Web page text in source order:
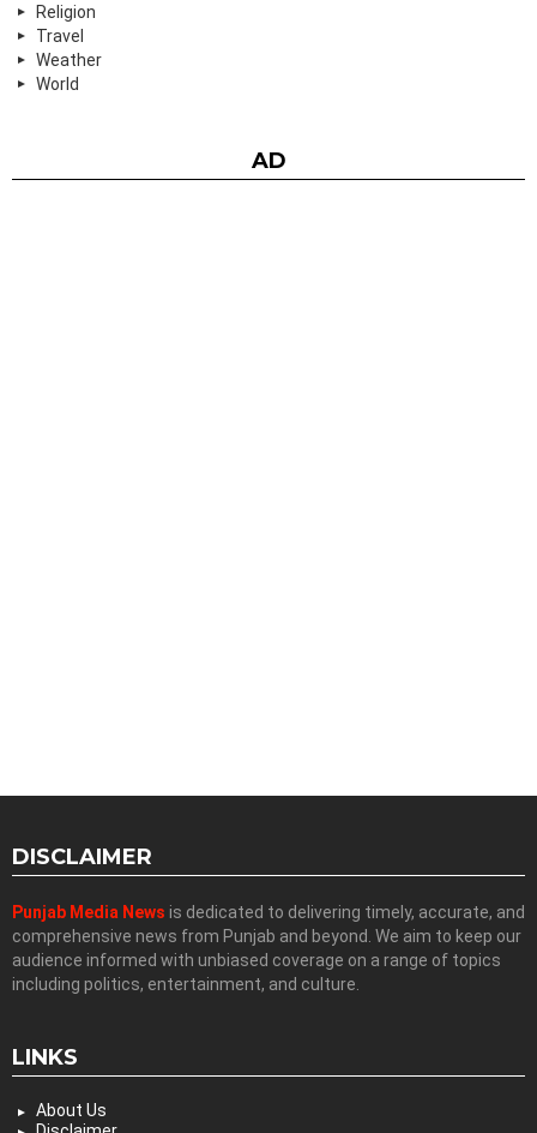
Religion
Travel
Weather
World
AD
DISCLAIMER
Punjab Media News is dedicated to delivering timely, accurate, and
comprehensive news from Punjab and beyond. We aim to keep our
audience informed with unbiased coverage on a range of topics
including politics, entertainment, and culture.
LINKS
About Us